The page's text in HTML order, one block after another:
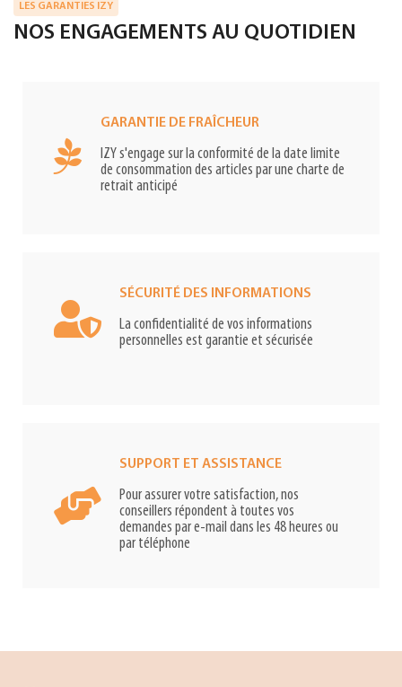
LES GARANTIES IZY
NOS ENGAGEMENTS AU QUOTIDIEN
GARANTIE DE FRAÎCHEUR
IZY s'engage sur la conformité de la date limite
de consommation des articles par une charte de
retrait anticipé
SÉCURITÉ DES INFORMATIONS
La confidentialité de vos informations
personnelles est garantie et sécurisée
SUPPORT ET ASSISTANCE
Pour assurer votre satisfaction, nos
conseillers répondent à toutes vos
demandes par e-mail dans les 48 heures ou
par téléphone